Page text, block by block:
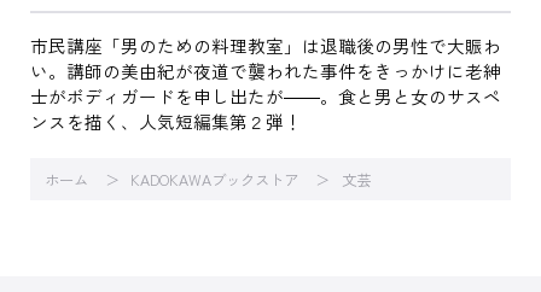
市民講座「男のための料理教室」は退職後の男性で大賑わ
い。講師の美由紀が夜道で襲われた事件をきっかけに老紳
士がボディガードを申し出たが――。食と男と女のサスペ
ンスを描く、人気短編集第２弾！
ホーム KADOKAWAブックストア 文芸